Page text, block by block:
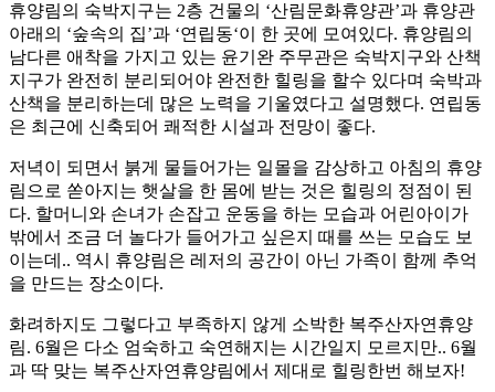
휴양림의 숙박지구는 2층 건물의 ‘산림문화휴양관’과 휴양관
아래의 ‘숲속의 집’과 ‘연립동‘이 한 곳에 모여있다. 휴양림의
남다른 애착을 가지고 있는 윤기완 주무관은 숙박지구와 산책
지구가 완전히 분리되어야 완전한 힐링을 할수 있다며 숙박과
산책을 분리하는데 많은 노력을 기울였다고 설명했다. 연립동
은 최근에 신축되어 쾌적한 시설과 전망이 좋다.
저녁이 되면서 붉게 물들어가는 일몰을 감상하고 아침의 휴양
림으로 쏟아지는 햇살을 한 몸에 받는 것은 힐링의 정점이 된
다. 할머니와 손녀가 손잡고 운동을 하는 모습과 어린아이가
밖에서 조금 더 놀다가 들어가고 싶은지 때를 쓰는 모습도 보
이는데.. 역시 휴양림은 레저의 공간이 아닌 가족이 함께 추억
을 만드는 장소이다.
화려하지도 그렇다고 부족하지 않게 소박한 복주산자연휴양
림. 6월은 다소 엄숙하고 숙연해지는 시간일지 모르지만.. 6월
과 딱 맞는 복주산자연휴양림에서 제대로 힐링한번 해보자!